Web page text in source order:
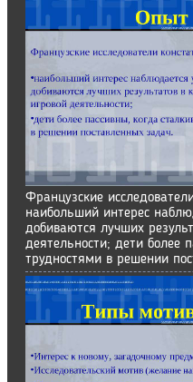
Французские
наибольший интерес
добиваются лучших
деятельности; дети более
трудностями в решении